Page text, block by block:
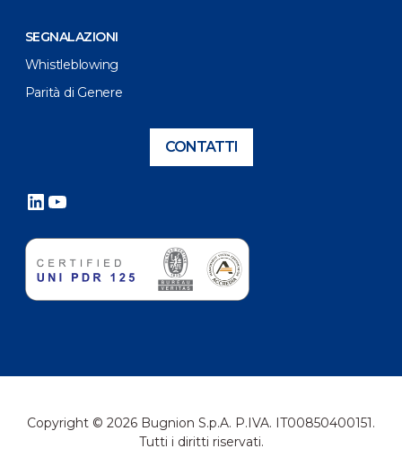
SEGNALAZIONI
Whistleblowing
Parità di Genere
CONTATTI
LinkedIn
YouTube
Copyright © 2026 Bugnion S.p.A. P.IVA. IT00850400151.
Tutti i diritti riservati.